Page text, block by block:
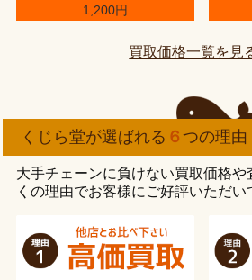
1,200円
買取価格一覧を見
くじら堂が選ばれる ６つの理由
大手チェーンに負けない買取価格や
くの理由でお客様にご好評いただい